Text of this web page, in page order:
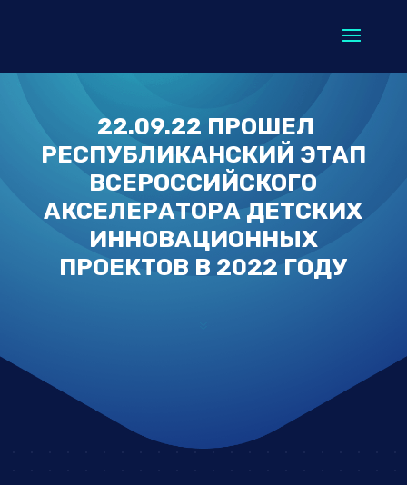
22.09.22 ПРОШЕЛ
РЕСПУБЛИКАНСКИЙ ЭТАП
ВСЕРОССИЙСКОГО
АКСЕЛЕРАТОРА ДЕТСКИХ
ИННОВАЦИОННЫХ
ПРОЕКТОВ В 2022 ГОДУ